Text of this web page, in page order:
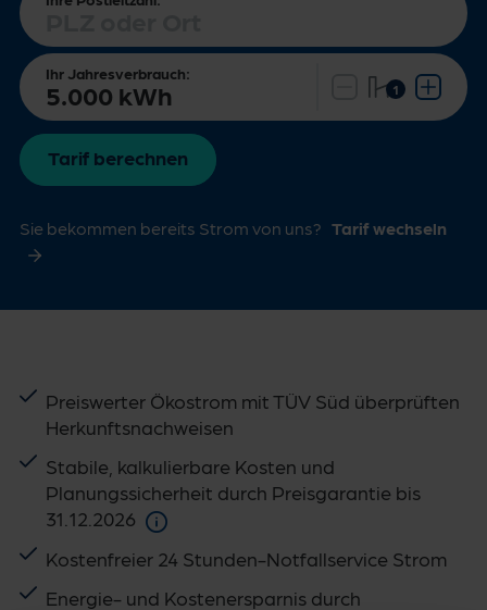
Ihr Jahresverbrauch:
Tarif berechnen
Sie bekommen bereits Strom von uns? Tarif wechseln
Preiswerter Ökostrom mit TÜV Süd überprüften
Herkunftsnachweisen
Stabile, kalkulierbare Kosten und
Planungssicherheit durch Preisgarantie bis
31.12.2026
Kostenfreier 24 Stunden-Notfallservice Strom
Energie- und Kostenersparnis durch